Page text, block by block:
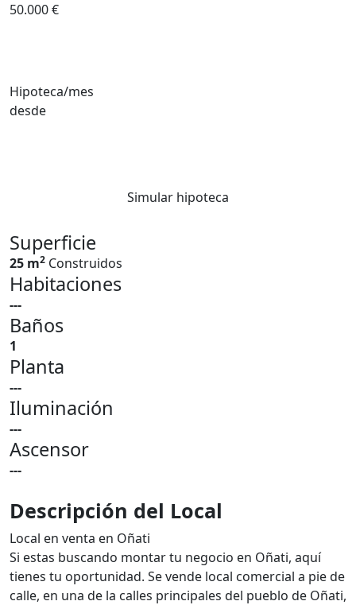
50.000 €
Hipoteca/mes
desde
Simular hipoteca
Superficie
25 m2 Construidos
Habitaciones
---
Baños
1
Planta
---
Iluminación
---
Ascensor
---
Descripción del Local
Local en venta en Oñati
Si estas buscando montar tu negocio en Oñati, aquí
tienes tu oportunidad. Se vende local comercial a pie de
calle, en una de la calles principales del pueblo de Oñati,